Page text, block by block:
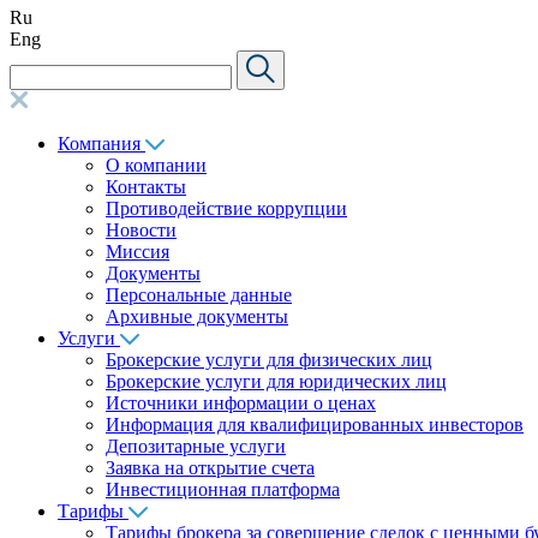
Ru
Eng
Компания
О компании
Контакты
Противодействие коррупции
Новости
Миссия
Документы
Персональные данные
Архивные документы
Услуги
Брокерские услуги для физических лиц
Брокерские услуги для юридических лиц
Источники информации о ценах
Информация для квалифицированных инвесторов
Депозитарные услуги
Заявка на открытие счета
Инвестиционная платформа
Тарифы
Тарифы брокера за совершение сделок с ценными